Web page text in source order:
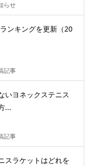
らせ
ンキングを更新（20
記事
いヨネックステニス
...
記事
スラケットはどれを